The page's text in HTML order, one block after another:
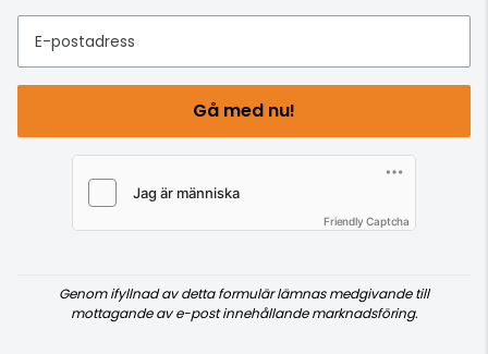
E-postadress
Gå med nu!
Friendly Captcha
Genom ifyllnad av detta formulär lämnas medgivande till
mottagande av e-post innehållande marknadsföring.